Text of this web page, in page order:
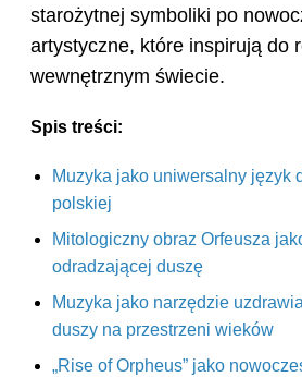
starożytnej symboliki po
artystyczne, które inspirują do
wewnętrznym świecie.
Spis treści:
Muzyka jako uniwersalny język
polskiej
Mitologiczny obraz Orfeusza
odradzającej duszę
Muzyka jako narzędzie
duszy na przestrzeni wieków
„Rise of Orpheus” jako